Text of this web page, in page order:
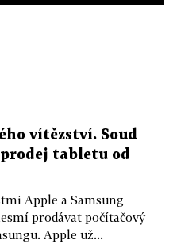
vítězství. Soud
tabletu od
Apple a Samsung
prodávat počítačový
Apple už...